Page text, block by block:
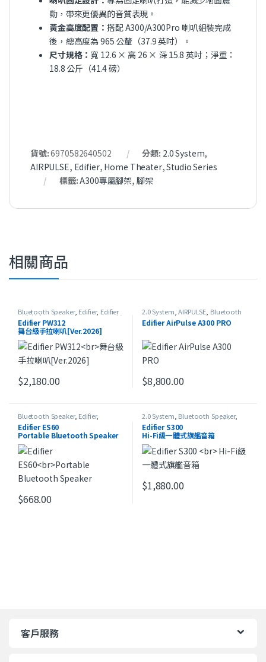
動，帶來更優異的音質表現。
黃金高度配置：搭配 A300/A300Pro 喇叭組裝完成
後，總高度為 965 公釐（37.9 英吋）。
尺寸規格： 寬 12.6 × 高 26 × 深 15.8 英吋；淨重：
18.8 公斤（41.4 磅）
貨號:6970582640502 分類: 2.0 System,
AIRPULSE, Edifier, Home Theater,Studio Series
標籤:A300專屬腳架, 腳架
相關商品
Bluetooth Speaker, Edifier, Edifier
流動擴音機 Portable Speaker 最新
產品
Edifier PW312
舞台級手拉喇叭[Ver.2026]
$2,180.00
2.0 System ,AIRPULSE Bluetooth
Speaker Edifier Home Theater
Studio Series
Edifier AirPulse A300 PRO
$8,800.00
Bluetooth Speaker, Edifier,
Portable Speaker 最新產品
Edifier ES60
Portable Bluetooth Speaker
$668.00
此產品有多種款式。 可在產品頁面選擇選項
2.0 System Bluetooth Speaker,
Edifier Home Theater 最新產品
Edifier S300
Hi-Fi級一體式旗艦音箱
$1,880.00
此產品有多種款式。 可在產品頁
客戶服務